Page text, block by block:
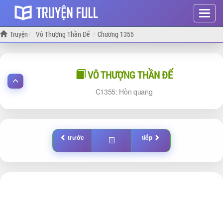
Hiện
menu
Truyện Vô Thượng Thần Đế Chương 1355
VÔ THƯỢNG THẦN ĐẾ
1355: Hồn quang
trước tiếp